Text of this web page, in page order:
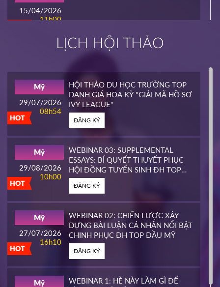
15/04/2026
11h00
14h00
ĐĂNG KÝ
10h00
CALIFORNIA STATE UNIVERSITY,
ĐĂNG KÝ
14h00
PIERCE COLLEGE
ĐĂNG KÝ
16h00
WHATCOM COMMUNITY COLLEGE
LỊCH HỘI THẢO
HOT
29/07/2026
08h54
Mỹ
HỘI THẢO DU HỌC TRƯỜNG TOP
DANH GIÁ HOA KỲ ''GIẢI MÃ HỒ SƠ
IVY LEAGUE''
ĐĂNG KÝ
HOT
29/08/2026
10h00
Mỹ
WEBINAR 03: SUPPLEMENTAL
ESSAYS: BÍ QUYẾT THUYẾT PHỤC
HỘI ĐỒNG TUYỂN SINH ĐH TOP
ĐẦU MỸ
ĐĂNG KÝ
HOT
27/07/2026
16h10
Mỹ
WEBINAR 02: CHIẾN LƯỢC XÂY
DỰNG BÀI LUẬN CÁ NHÂN NỔI BẬT
CHINH PHỤC ĐH TOP ĐẦU MỸ
ĐĂNG KÝ
Mỹ
WEBINAR 1: HÈ NÀY LÀM GÌ ĐỂ